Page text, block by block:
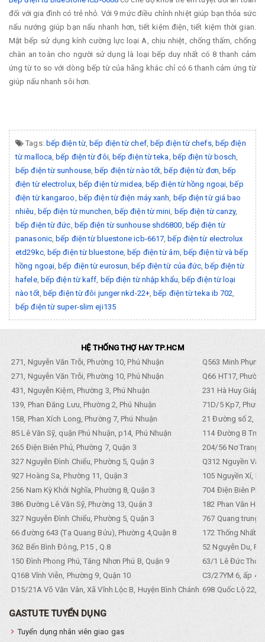
đối với gia đình có trẻ nhỏ. Với 9 mức điều chỉnh nhiệt giúp bạn thỏa sức
nấu nướng giúp bạn nấu nhanh hơn, tiết kiệm điện, tiết kiệm thời gian.
Mặt bếp sử dụng kính cường lực loại A, chịu nhiệt, chống thấm, chống
chàn an toàn cho người sử dụng là loại bếp duy nhất có 8 thanh cảm
ứng từ to so với dòng bếp từ của hãng khác chỉ có 6 thanh cảm ứng từ
giúp nấu nhanh sôi hơn.
Tags: bếp điện từ, bếp điện từ chef, bếp điện từ chefs, bếp điện
từ malloca, bếp điện từ đôi, bếp điện từ teka, bếp điện từ bosch,
bếp điện từ sunhouse, bếp điện từ nào tốt, bếp điện từ đơn, bếp
điện từ electrolux, bếp điện từ midea, bếp điện từ hồng ngoại, bếp
điện từ kangaroo, bếp điện từ điện máy xanh, bếp điện từ giá bao
nhiêu, bếp điện từ munchen, bếp điện từ mini, bếp điện từ canzy,
bếp điện từ đức, bếp điện từ sunhouse shd6800, bếp điện từ
panasonic, bếp điện từ bluestone icb-6617, bếp điện từ electrolux
etd29kc, bếp điện từ bluestone, bếp điện từ âm, bếp điện từ và bếp
hồng ngoại, bếp điện từ eurosun, bếp điện từ của đức, bếp điện từ
hafele, bếp điện từ kaff, bếp điện từ nhập khẩu, bếp điện từ loại
nào tốt, bếp điện từ đôi junger nkd-22+, bếp điện từ teka ib 702,
bếp điện từ super-slim eji135
HỆ THỐNG THỢ HAY TP.HCM
271, Nguyễn Văn Trỗi, Phường 10, Phú Nhuận
Q563 Minh
271, Nguyễn Văn Trỗi, Phường 10, Phú Nhuận
Q66 HT17,
431, Nguyễn Kiệm, Phường 3, Phú Nhuận
231 Hà Huy Giáp,
139, Phan Đăng Lưu, Phường 2, Phú Nhuận
71D/5 Kp7,
158, Phan Xích Long, Phường 7, Phú Nhuận
21 Đường số 2,
85 Lê Văn Sỹ, quận Phú Nhuận, p14, Phú Nhuận
114 Đường B
265 Điện Biên Phủ, Phường 7, Quận 3
204/56 Nơ Trang
327 Nguyễn Đình Chiểu, Phường 5, Quận 3
Q312 Nguyền
927 Hoàng Sa, Phường 11, Quận 3
105 Nguyền Xí,
256 Nam Kỳ Khởi Nghĩa, Phường 8, Quận 3
704 Điện Biên
386 Đường Lê Văn Sỹ, Phường 13, Quận 3
182 Phan Văn
327 Nguyễn Đình Chiểu, Phường 5, Quận 3
767 Quang trung,
66 đường 643 (Tạ Quang Bửu), Phường 4,Quận 8
172 Thống Nhất.
362 Bến Bình Đông, P.15 , Q.8
52 Nguyễn Du,
150 Đình Phong Phú, Tăng Nhơn Phú B, Quận 9
63/1 Lê Đức Thọ,
Q168 Vĩnh Viễn, Phường 9, Quận 10
C3/27YM 6, ấp 4,
D15/21A Võ Văn Vân, Xã Vĩnh Lộc B, Huyện Bình Chánh 698 Quốc Lộ 22,
GASTUTE TUYỂN DỤNG
Tuyển dụng nhân viên giao gas